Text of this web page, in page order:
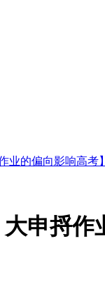
业的偏向影响高考
大申捋